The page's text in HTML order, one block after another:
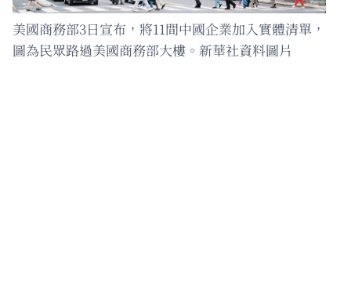
美國商務部3日宣布，將11間中國企業加入實體清單，
圖為民眾路過美國商務部大樓。新華社資料圖片